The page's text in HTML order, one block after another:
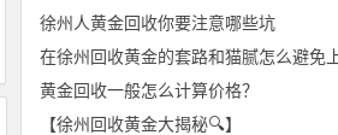
徐州人黄金回收你要注意哪些坑
在徐州回收黄金的套路和猫腻怎么避免
黄金回收一般怎么计算价格？
【徐州回收黄金大揭秘🔍】